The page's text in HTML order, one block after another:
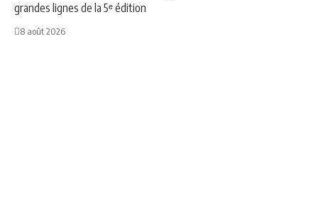
grandes lignes de la 5ᵉ édition
8 août 2026